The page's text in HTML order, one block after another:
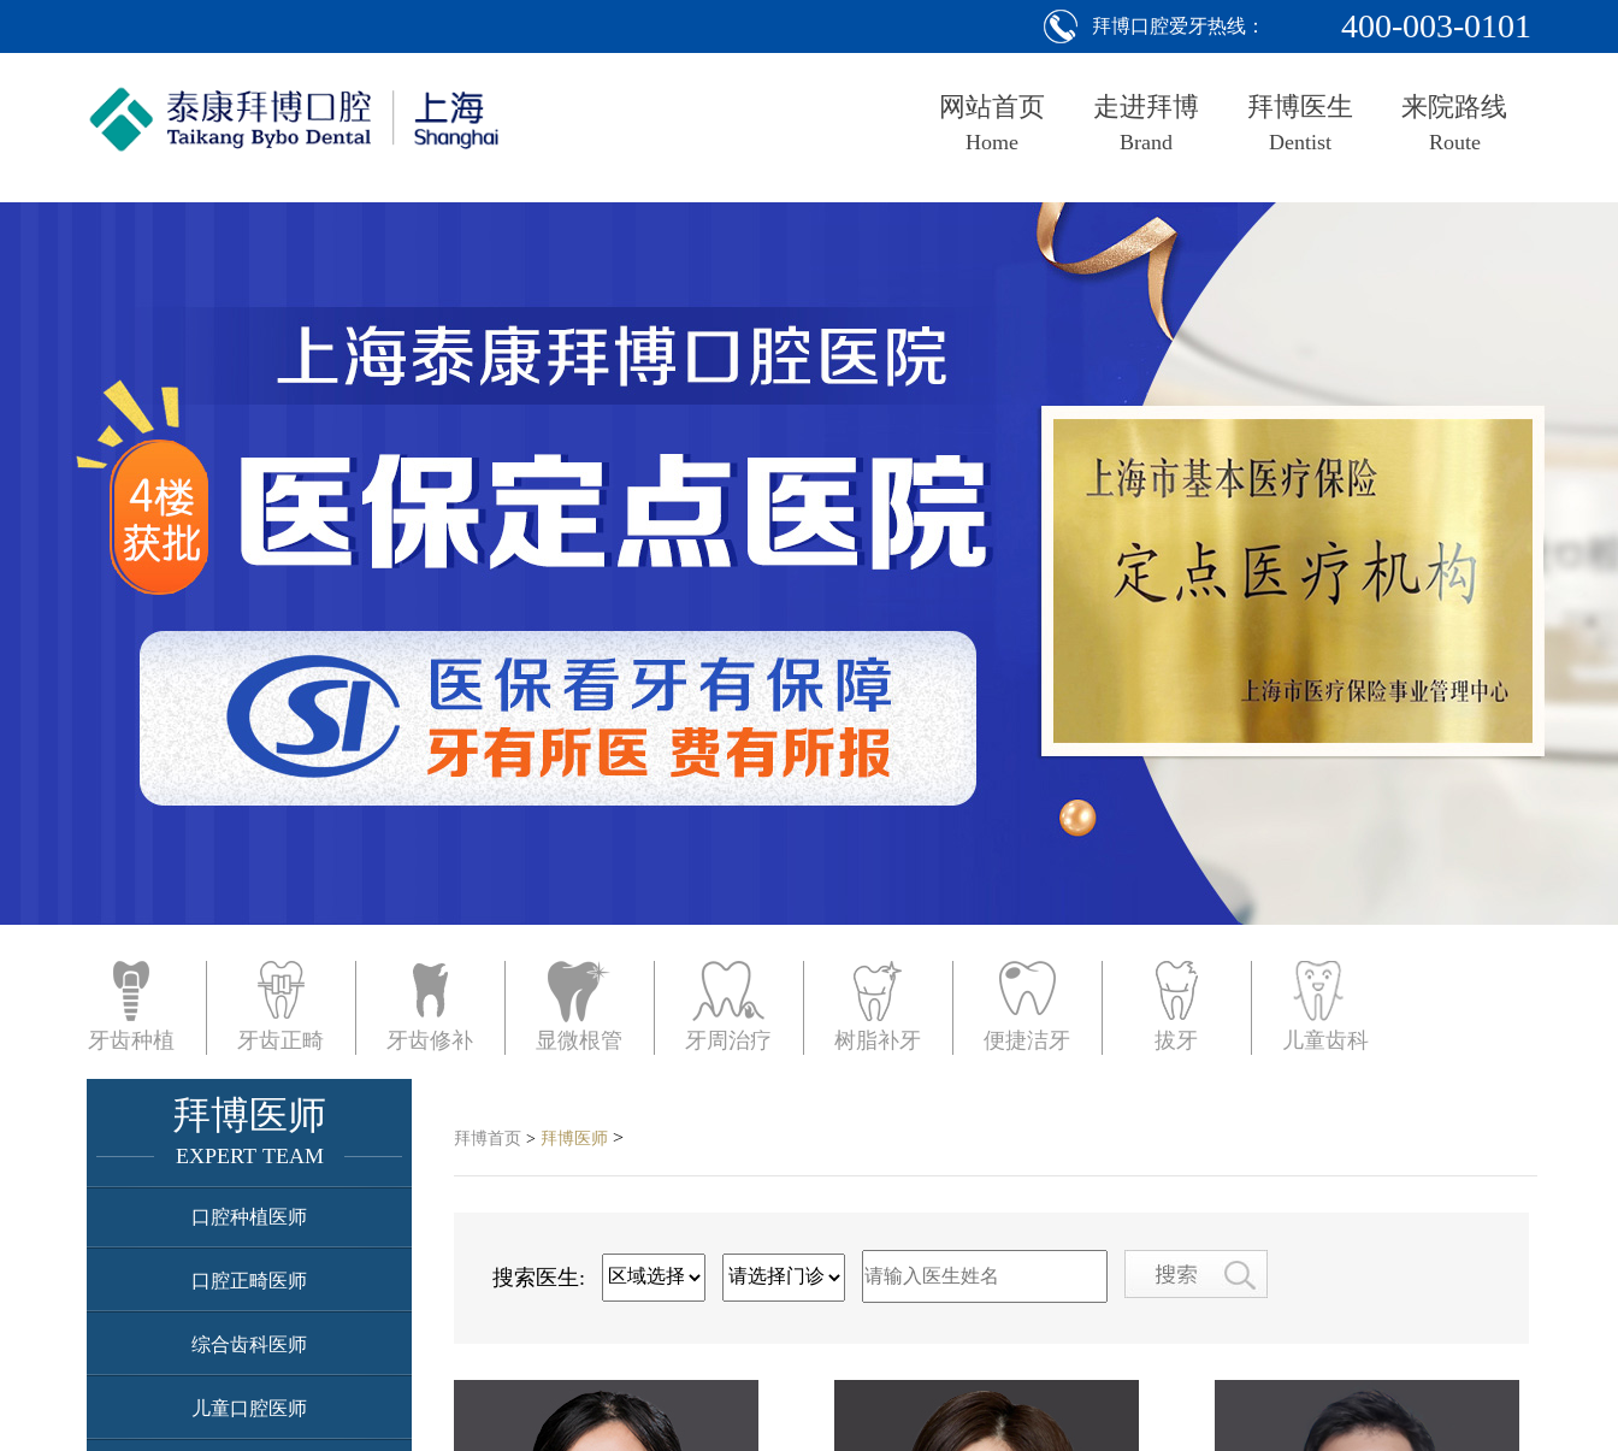
拜博口腔爱牙热线： 400-003-0101
网站首页
Home
走进拜博
Brand
拜博医生
Dentist
来院路线
Route
牙齿种植 牙齿正畸 牙齿修补 显微根管 牙周治疗 树脂补牙 便捷洁牙 拔牙 儿童齿科
拜博医师
EXPERT TEAM
口腔种植医师
口腔正畸医师
综合齿科医师
儿童口腔医师
拜博首页 > 拜博医师 >
搜索医生: